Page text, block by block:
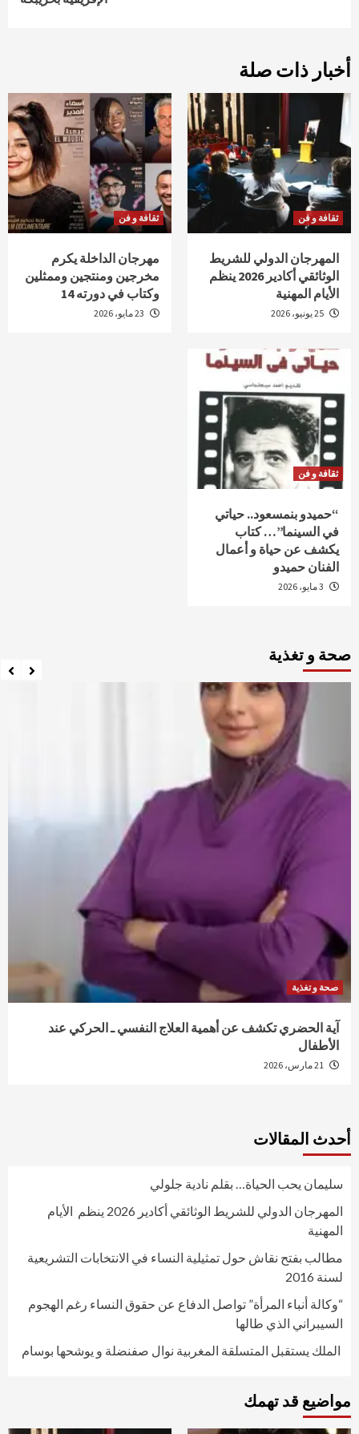
أخبار ذات صلة
ثقافة و فن
المهرجان الدولي للشريط
الوثائقي أكادير 2026 ينظم
الأيام المهنية
ثقافة و فن
مهرجان الداخلة يكرم
مخرجين ومنتجين وممثلين
وكتاب في دورته 14
ثقافة و فن
“حميدو بنمسعود.. حياتي
في السينما”… كتاب
يكشف عن حياة و أعمال
الفنان حميدو
صحة و تغذية
صحة و تغذية
آية الحضري تكشف عن أهمية العلاج النفسي ـ الحركي عند
الأطفال
أحدث المقالات
سليمان يحب الحياة… بقلم نادية جلولي
المهرجان الدولي للشريط الوثائقي أكادير 2026 ينظم الأيام
المهنية
مطالب بفتح نقاش حول تمثيلية النساء في الانتخابات التشريعية
لسنة 2016
“وكالة أنباء المرأة” تواصل الدفاع عن حقوق النساء رغم الهجوم
السيبراني الذي طالها
الملك يستقبل المتسلقة المغربية نوال صفنضلة و يوشحها بوسام
مواضيع قد تهمك